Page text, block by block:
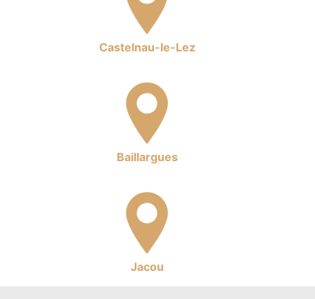
Castelnau-le-Lez
Baillargues
Jacou